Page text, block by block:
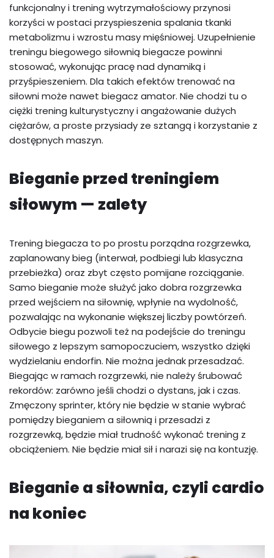
funkcjonalny i trening wytrzymałościowy przynosi
korzyści w postaci przyspieszenia spalania tkanki
metabolizmu i wzrostu masy mięśniowej. Uzupełnienie
treningu biegowego siłownią biegacze powinni
stosować, wykonując pracę nad dynamiką i
przyśpieszeniem. Dla takich efektów trenować na
siłowni może nawet biegacz amator. Nie chodzi tu o
ciężki trening kulturystyczny i angażowanie dużych
ciężarów, a proste przysiady ze sztangą i korzystanie z
dostępnych maszyn.
Bieganie przed treningiem
siłowym — zalety
Trening biegacza to po prostu porządna rozgrzewka,
zaplanowany bieg (interwał, podbiegi lub klasyczna
przebieżka) oraz zbyt często pomijane rozciąganie.
Samo bieganie może służyć jako dobra rozgrzewka
przed wejściem na siłownię, wpłynie na wydolność,
pozwalając na wykonanie większej liczby powtórzeń.
Odbycie biegu pozwoli też na podejście do treningu
siłowego z lepszym samopoczuciem, wszystko dzięki
wydzielaniu endorfin. Nie można jednak przesadzać.
Biegając w ramach rozgrzewki, nie należy śrubować
rekordów: zarówno jeśli chodzi o dystans, jak i czas.
Zmęczony sprinter, który nie będzie w stanie wybrać
pomiędzy bieganiem a siłownią i przesadzi z
rozgrzewką, będzie miał trudność wykonać trening z
obciążeniem. Nie będzie miał sił i narazi się na kontuzję.
Bieganie a siłownia, czyli cardio
na koniec